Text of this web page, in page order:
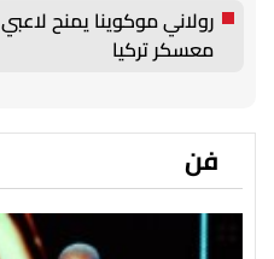
رولاني موكوينا يمنح
معسكر تركيا
فن